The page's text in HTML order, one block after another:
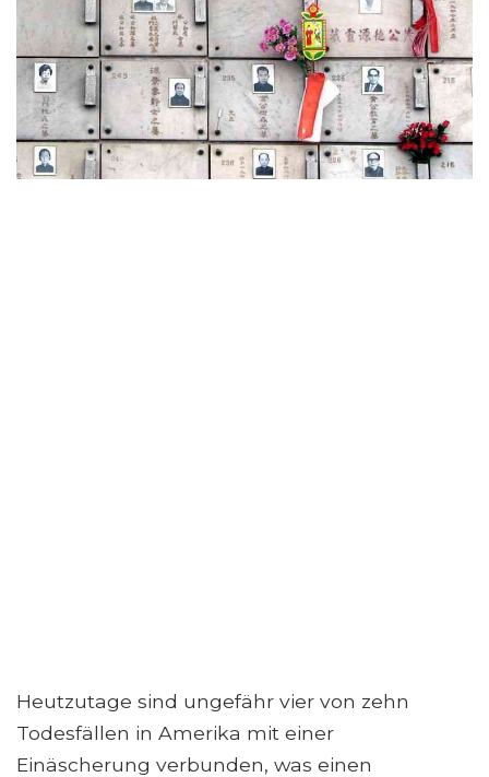
Heutzutage sind ungefähr vier von zehn
Todesfällen in Amerika mit einer
Einäscherung verbunden, was einen